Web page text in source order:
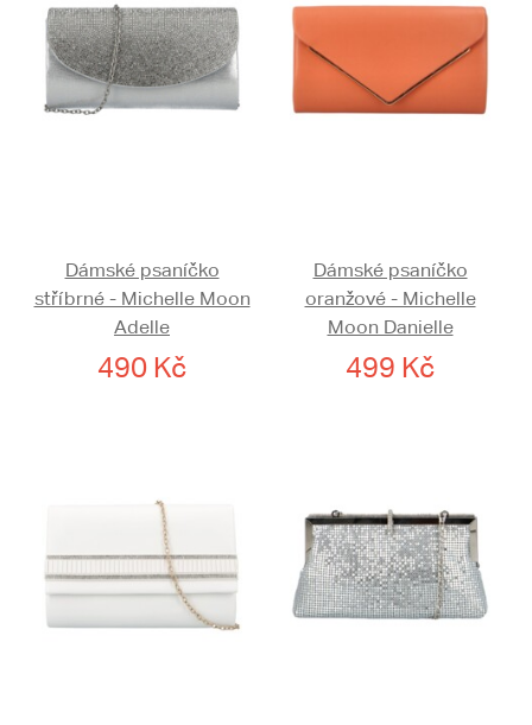
Dámské psaníčko
stříbrné - Michelle Moon
Adelle
490 Kč
Dámské psaníčko
oranžové - Michelle
Moon Danielle
499 Kč